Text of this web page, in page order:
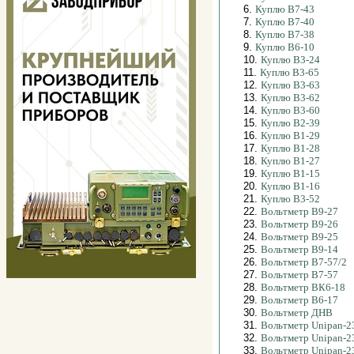
6. Куплю В7-43
7. Куплю В7-40
8. Куплю В7-38
9. Куплю В6-10
10. Куплю В3-24
11. Куплю В3-65
12. Куплю В3-63
13. Куплю В3-62
14. Куплю В3-60
15. Куплю В2-39
16. Куплю В1-29
17. Куплю В1-28
18. Куплю В1-27
19. Куплю В1-15
20. Куплю В1-16
21. Куплю В3-52
22. Вольтметр В9-27
23. Вольтметр В9-26
24. Вольтметр В9-25
25. Вольтметр В9-14
26. Вольтметр В7-57/2
27. Вольтметр В7-57
28. Вольтметр ВК6-18
29. Вольтметр В6-17
30. Вольтметр ДНВ
31. Вольтметр Unipan-
32. Вольтметр Unipan-
33. Вольтметр Unipan-